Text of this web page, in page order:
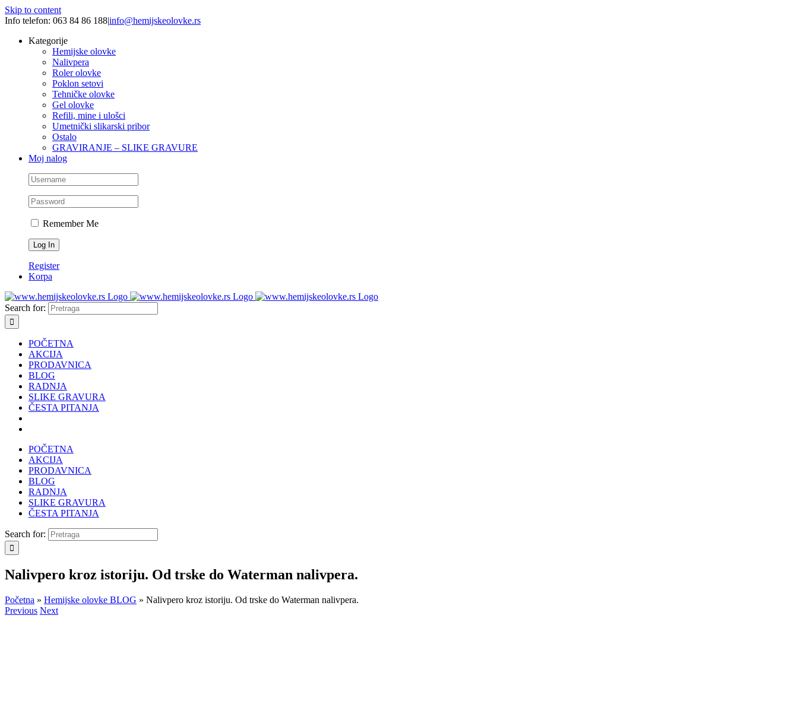
Skip to content
Info telefon: 063 84 86 188|info@hemijskeolovke.rs
Kategorije
Hemijske olovke
Nalivpera
Roler olovke
Poklon setovi
Tehničke olovke
Gel olovke
Refili, mine i ulošci
Umetnički slikarski pribor
Ostalo
GRAVIRANJE – SLIKE GRAVURE
Moj nalog
Remember Me
Register
Korpa
Search for:
POČETNA
AKCIJA
PRODAVNICA
BLOG
RADNJA
SLIKE GRAVURA
ČESTA PITANJA
POČETNA
AKCIJA
PRODAVNICA
BLOG
RADNJA
SLIKE GRAVURA
ČESTA PITANJA
Search for:
Nalivpero kroz istoriju. Od trske do Waterman nalivpera.
Početna » Hemijske olovke BLOG » Nalivpero kroz istoriju. Od trske do Waterman nalivpera.
Previous Next